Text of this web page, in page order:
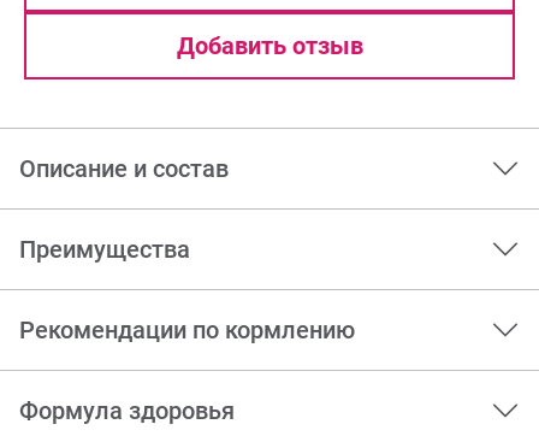
Добавить отзыв
Описание и состав
Преимущества
Рекомендации по кормлению
Формула здоровья